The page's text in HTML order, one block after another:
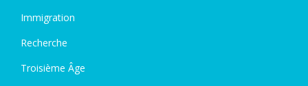
Immigration
Recherche
Troisième Âge